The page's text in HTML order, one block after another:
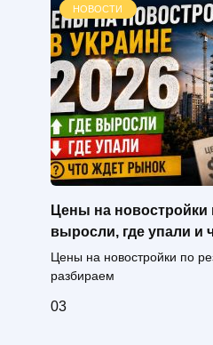
НОВОСТИ
Цены на новостройки
выросли, где упали и
Цены на новостройки по
разбираем
03